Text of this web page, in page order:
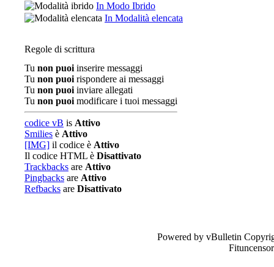
In Modo Ibrido
In Modalità elencata
Regole di scrittura
Tu non puoi inserire messaggi
Tu non puoi rispondere ai messaggi
Tu non puoi inviare allegati
Tu non puoi modificare i tuoi messaggi
codice vB is Attivo
Smilies è Attivo
[IMG] il codice è Attivo
Il codice HTML è Disattivato
Trackbacks are Attivo
Pingbacks are Attivo
Refbacks are Disattivato
Powered by vBulletin